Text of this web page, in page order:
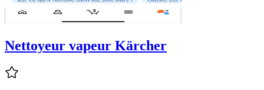
Nettoyeur vapeur Kärcher